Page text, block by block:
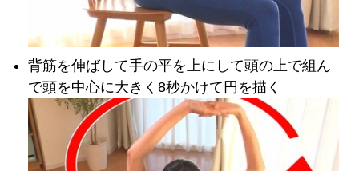
背筋を伸ばして手の平を上にして頭の上で組ん
で頭を中心に大きく8秒かけて円を描く